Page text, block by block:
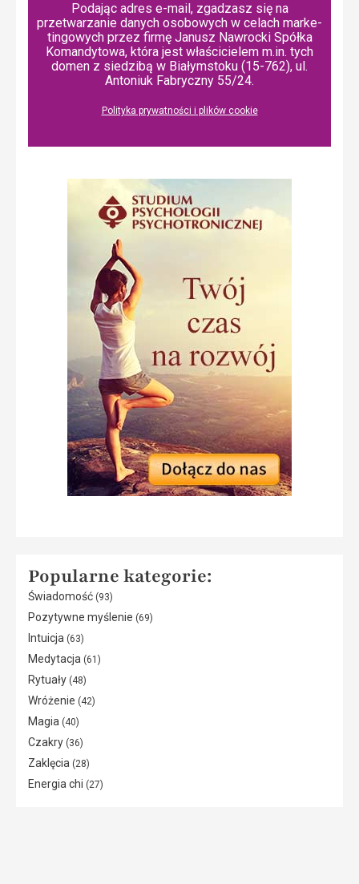
Podając adres e-mail, zgadzasz się na
przetwarzanie danych osobowych w ce­lach mar­ke­
tin­go­wych przez firmę Janusz Nawrocki Spółka
Komandytowa, która jest właścicielem m.in. tych
domen z siedzibą w Białymstoku (15-762), ul.
Antoniuk Fabryczny 55/24.
Polityka prywatności i plików cookie
Popularne kategorie:
Świadomość (93)
Pozytywne myślenie (69)
Intuicja (63)
Medytacja (61)
Rytuały (48)
Wróżenie (42)
Magia (40)
Czakry (36)
Zaklęcia (28)
Energia chi (27)